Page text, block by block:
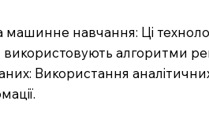
навчання: Ці
алгоритми
Використання